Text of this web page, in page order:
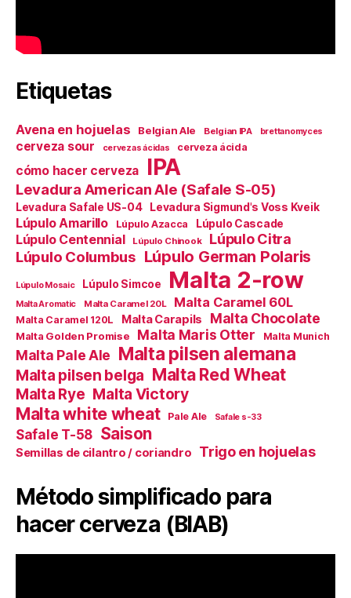
Etiquetas
Avena en hojuelas Belgian Ale Belgian IPA brettanomyces
cerveza sour cervezas ácidas cerveza ácida
cómo hacer cerveza IPA
Levadura American Ale (Safale S-05)
Levadura Safale US-04 Levadura Sigmund's Voss Kveik
Lúpulo Amarillo Lúpulo Azacca Lúpulo Cascade
Lúpulo Centennial Lúpulo Chinook Lúpulo Citra
Lúpulo Columbus Lúpulo German Polaris
Lúpulo Mosaic Lúpulo Simcoe Malta 2-row
Malta Aromatic Malta Caramel 20L Malta Caramel 60L
Malta Caramel 120L Malta Carapils Malta Chocolate
Malta Golden Promise Malta Maris Otter Malta Munich
Malta Pale Ale Malta pilsen alemana
Malta pilsen belga Malta Red Wheat
Malta Rye Malta Victory
Malta white wheat Pale Ale Safale s-33
Safale T-58 Saison
Semillas de cilantro / coriandro Trigo en hojuelas
Método simplificado para
hacer cerveza (BIAB)